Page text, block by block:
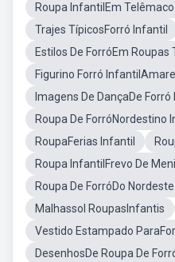
Roupa InfantilEm
Trajes TípicosForró Infantil
Estilos De ForróEm Roupas
Figurino Forró
Imagens De DançaDe Forró
Roupa De ForróNordestino
RoupaFerias Infantil
Roupa InfantilFrevo De
Roupa De ForróDo
Malhassol RoupasInfantis
Vestido Estampado
DesenhosDe Roupa De